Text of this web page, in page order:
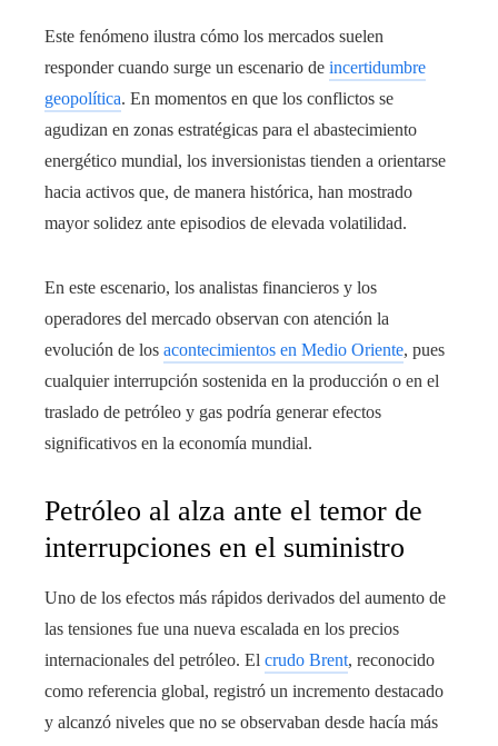
Este fenómeno ilustra cómo los mercados suelen
responder cuando surge un escenario de incertidumbre
geopolítica. En momentos en que los conflictos se
agudizan en zonas estratégicas para el abastecimiento
energético mundial, los inversionistas tienden a orientarse
hacia activos que, de manera histórica, han mostrado
mayor solidez ante episodios de elevada volatilidad.
En este escenario, los analistas financieros y los
operadores del mercado observan con atención la
evolución de los acontecimientos en Medio Oriente, pues
cualquier interrupción sostenida en la producción o en el
traslado de petróleo y gas podría generar efectos
significativos en la economía mundial.
Petróleo al alza ante el temor de
interrupciones en el suministro
Uno de los efectos más rápidos derivados del aumento de
las tensiones fue una nueva escalada en los precios
internacionales del petróleo. El crudo Brent, reconocido
como referencia global, registró un incremento destacado
y alcanzó niveles que no se observaban desde hacía más